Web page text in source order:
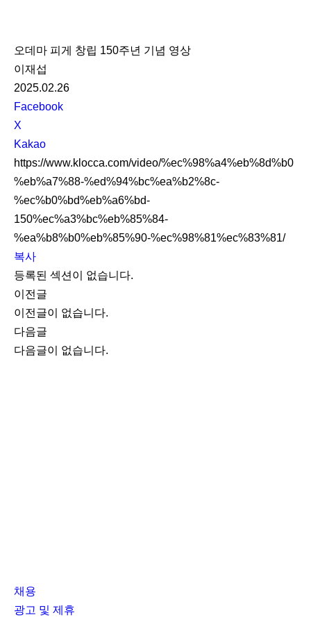
O
오데마 피게 창립 150주년 기념 영상
이재섭
2025.02.26
S
N
S
S
h
a
r
e
Facebook
X
Kakao
https://www.klocca.com/video/%ec%98%a4%eb%8d%b0
%eb%a7%88-%ed%94%bc%ea%b2%8c-
%ec%b0%bd%eb%a6%bd-
150%ec%a3%bc%eb%85%84-
%ea%b8%b0%eb%85%90-%ec%98%81%ec%83%81/
복사
등록된 섹션이 없습니다.
이전글
이전글이 없습니다.
다음글
다음글이 없습니다.
채용
광고 및 제휴